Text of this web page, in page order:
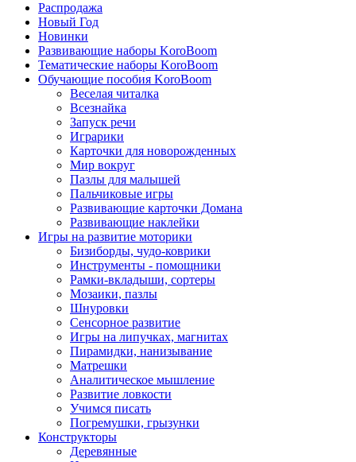
Распродажа
Новый Год
Новинки
Развивающие наборы KoroBoom
Тематические наборы KoroBoom
Обучающие пособия KoroBoom
Веселая читалка
Всезнайка
Запуск речи
Играрики
Карточки для новорожденных
Мир вокруг
Пазлы для малышей
Пальчиковые игры
Развивающие карточки Домана
Развивающие наклейки
Игры на развитие моторики
Бизиборды, чудо-коврики
Инструменты - помощники
Рамки-вкладыши, сортеры
Мозаики, пазлы
Шнуровки
Сенсорное развитие
Игры на липучках, магнитах
Пирамидки, нанизывание
Матрешки
Аналитическое мышление
Развитие ловкости
Учимся писать
Погремушки, грызунки
Конструкторы
Деревянные